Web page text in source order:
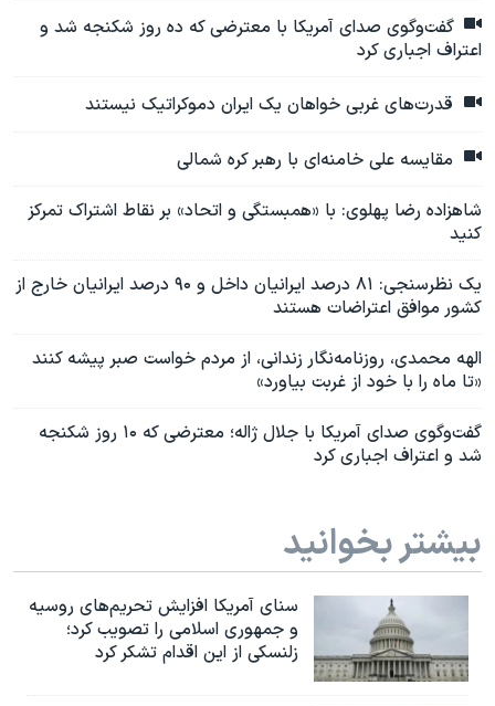
گفت‌وگوی صدای آمریکا با معترضی که ده روز شکنجه شد و
اعتراف اجباری کرد
قدرت‌های غربی خواهان یک ایران دموکراتیک نیستند
مقایسه علی خامنه‌ای با رهبر کره شمالی
شاهزاده رضا پهلوی: با «همبستگی و اتحاد» بر نقاط اشتراک تمرکز
کنید
یک نظرسنجی‌: ۸۱ درصد ایرانیان داخل و ۹۰ درصد ایرانیان خارج از
کشور موافق اعتراضات هستند
الهه محمدی، روزنامه‌نگار زندانی، از مردم خواست صبر پیشه کنند
«تا ماه را با خود از غربت بیاورد»
گفت‌وگوی صدای آمریکا با جلال ژاله؛ معترضی که ۱۰ روز شکنجه
شد و اعتراف اجباری کرد
بیشتر بخوانید
سنای آمریکا افزایش تحریم‌های روسیه
و جمهوری اسلامی را تصویب کرد؛
زلنسکی از این اقدام تشکر کرد